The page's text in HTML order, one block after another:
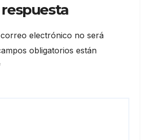
electrónico no será
obligatorios están